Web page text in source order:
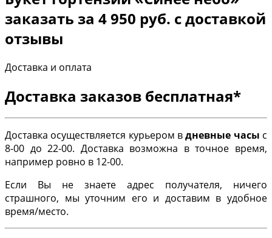
заказать за 4 950 руб. с доставкой
отзывы
Доставка и оплата
Доставка заказов бесплатная*
Доставка осуществляется курьером вдневные часы с
8-00 до 22-00. Доставка возможна в точное время,
например ровно в 12-00.
Если Вы не знаете адрес получателя, ничего
страшного, мы уточним его и доставим в удобное
время/место.